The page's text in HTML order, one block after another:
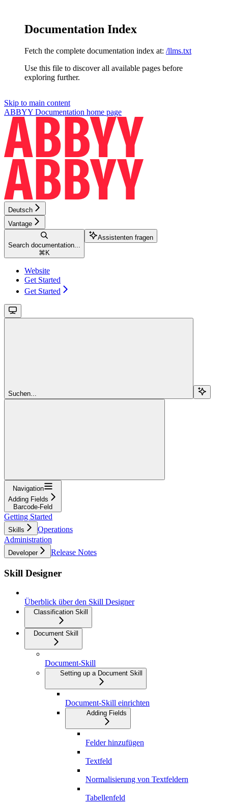
Documentation Index
Fetch the complete documentation index at: /llms.txt
Use this file to discover all available pages before
exploring further.
Skip to main content
ABBYY Documentation home page
Deutsch
Vantage
Search documentation...
⌘ K
Assistenten fragen
Website
Get Started
Get Started
Suchen...
Navigation
Adding Fields
Barcode-Feld
Getting Started
Skills
Operations
Administration
Developer Release Notes
Skill Designer
Überblick über den Skill Designer
Classification Skill
Document Skill
Document-Skill
Setting up a Document Skill
Document-Skill einrichten
Adding Fields
Felder hinzufügen
Textfeld
Normalisierung von Textfeldern
Tabellenfeld